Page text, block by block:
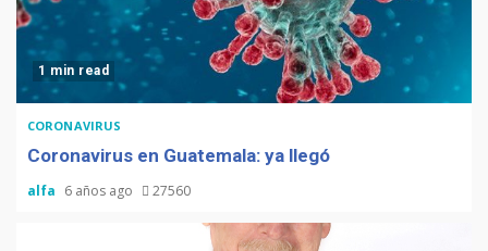
1 min read
CORONAVIRUS
Coronavirus en Guatemala: ya llegó
alfa 6 años ago 27560